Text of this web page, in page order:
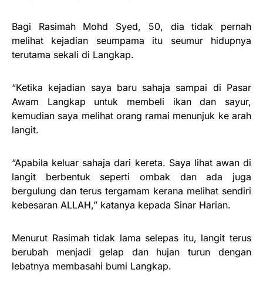
Bagi Rasimah Mohd Syed, 50, dia tidak pernah
melihat kejadian seumpama itu seumur hidupnya
terutama sekali di Langkap.
“Ketika kejadian saya baru sahaja sampai di Pasar
Awam Langkap untuk membeli ikan dan sayur,
kemudian saya melihat orang ramai menunjuk ke arah
langit.
“Apabila keluar sahaja dari kereta. Saya lihat awan di
langit berbentuk seperti ombak dan ada juga
bergulung dan terus tergamam kerana melihat sendiri
kebesaran ALLAH,” katanya kepada Sinar Harian.
Menurut Rasimah tidak lama selepas itu, langit terus
berubah menjadi gelap dan hujan turun dengan
lebatnya membasahi bumi Langkap.